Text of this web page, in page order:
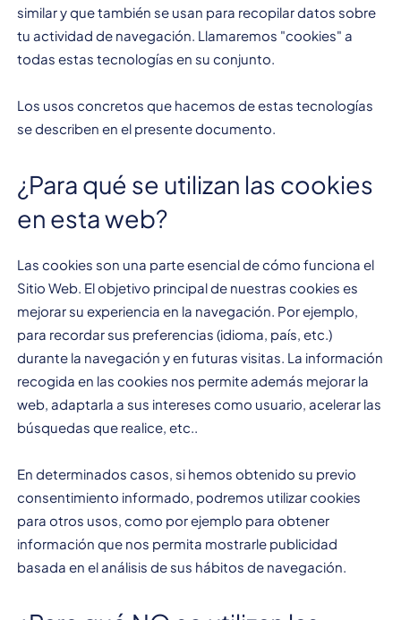
similar y que también se usan para recopilar datos sobre
tu actividad de navegación. Llamaremos "cookies" a
todas estas tecnologías en su conjunto.
Los usos concretos que hacemos de estas tecnologías
se describen en el presente documento.
¿Para qué se utilizan las cookies
en esta web?
Las cookies son una parte esencial de cómo funciona el
Sitio Web. El objetivo principal de nuestras cookies es
mejorar su experiencia en la navegación. Por ejemplo,
para recordar sus preferencias (idioma, país, etc.)
durante la navegación y en futuras visitas. La información
recogida en las cookies nos permite además mejorar la
web, adaptarla a sus intereses como usuario, acelerar las
búsquedas que realice, etc..
En determinados casos, si hemos obtenido su previo
consentimiento informado, podremos utilizar cookies
para otros usos, como por ejemplo para obtener
información que nos permita mostrarle publicidad
basada en el análisis de sus hábitos de navegación.